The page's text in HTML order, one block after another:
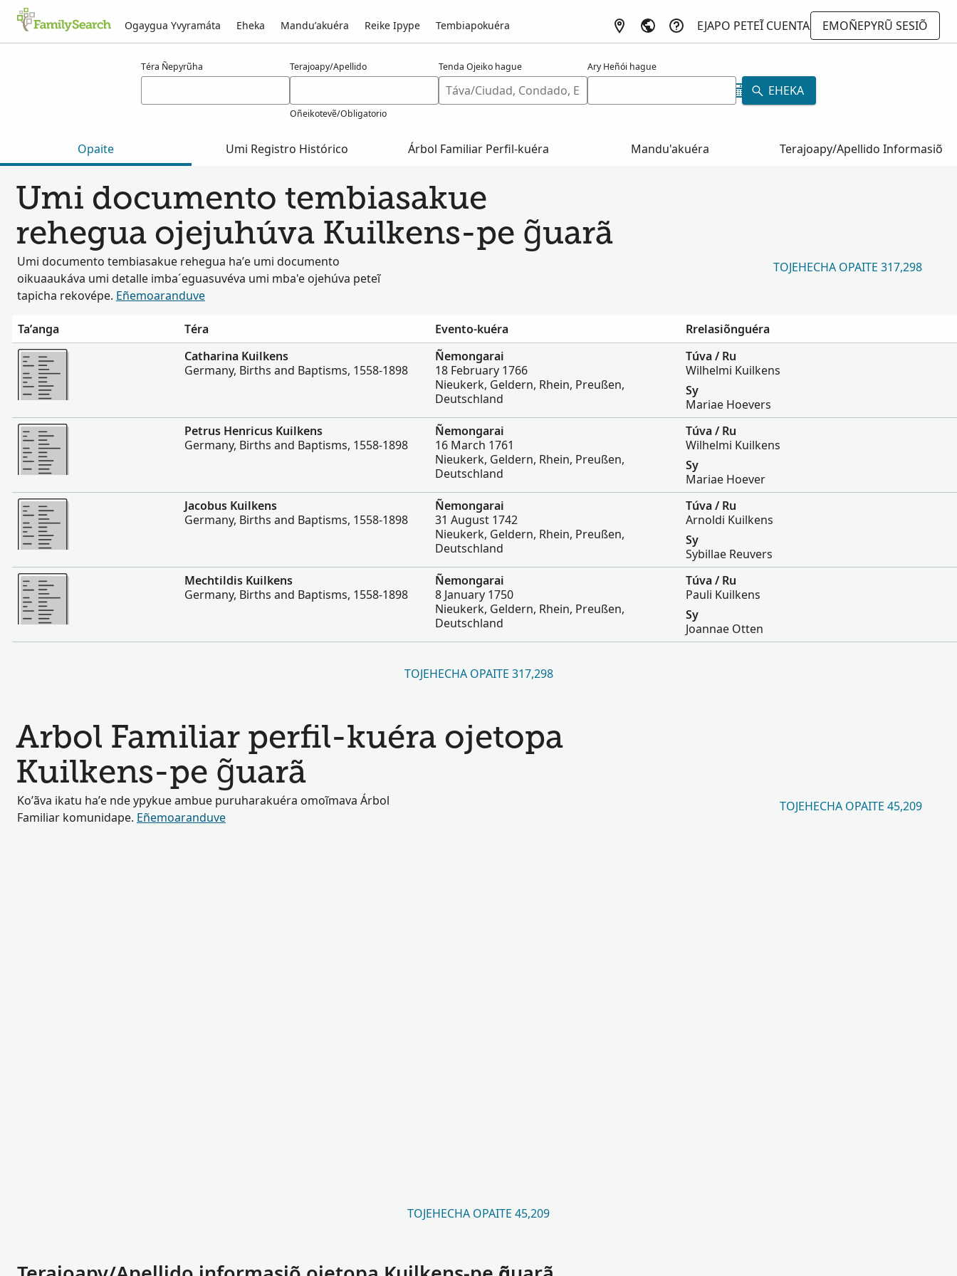
Ogaygua Yvyramáta Eheka Mandu’akuéra Reike Ipype Tembiapokuéra EJAPO PETEĨ CUENTA
EMOÑEPYRŨ SESIÕ
Téra Ñepyrũha Terajoapy/Apellido
Oñeikotevẽ/Obligatorio
Tenda Ojeiko hague Ary Heñói hague
EHEKA
Opaite Umi Registro Histórico Árbol Familiar Perfil-kuéra Mandu'akuéra Terajoapy/Apellido Informasiõ
Umi documento tembiasakue
rehegua ojejuhúva Kuilkens-pe g̃uarã
Umi documento tembiasakue rehegua ha’e umi documento
oikuaaukáva umi detalle imba´eguasuvéva umi mba'e ojehúva peteĩ
tapicha rekovépe. Eñemoaranduve
TOJEHECHA OPAITE 317,298
Ta’anga Téra Evento-kuéra
Rrelasiõnguéra
Hetave
Catharina Kuilkens
Germany, Births and Baptisms, 1558-1898
Ñemongarai
18 February 1766
Nieukerk, Geldern, Rhein, Preußen,
Deutschland
Túva / Ru
Wilhelmi Kuilkens
Sy
Mariae Hoevers
Hetave
Petrus Henricus Kuilkens
Germany, Births and Baptisms, 1558-1898
Ñemongarai
16 March 1761
Nieukerk, Geldern, Rhein, Preußen,
Deutschland
Túva / Ru
Wilhelmi Kuilkens
Sy
Mariae Hoever
Hetave
Jacobus Kuilkens
Germany, Births and Baptisms, 1558-1898
Ñemongarai
31 August 1742
Nieukerk, Geldern, Rhein, Preußen,
Deutschland
Túva / Ru
Arnoldi Kuilkens
Sy
Sybillae Reuvers
Hetave
Mechtildis Kuilkens
Germany, Births and Baptisms, 1558-1898
Ñemongarai
8 January 1750
Nieukerk, Geldern, Rhein, Preußen,
Deutschland
Túva / Ru
Pauli Kuilkens
Sy
Joannae Otten
TOJEHECHA OPAITE 317,298
Arbol Familiar perfil-kuéra ojetopa
Kuilkens-pe g̃uarã
Ko’ãva ikatu ha’e nde ypykue ambue puruharakuéra omoĩmava Árbol
Familiar komunidape. Eñemoaranduve
TOJEHECHA OPAITE 45,209
TOJEHECHA OPAITE 45,209